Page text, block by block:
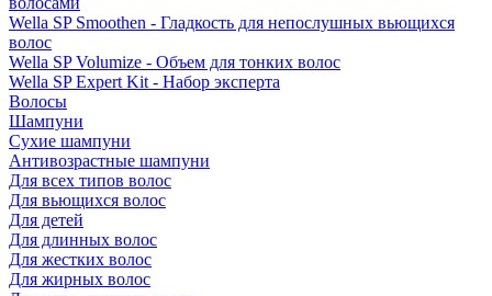
Wella SP Smoothen - Гладкость для непослушных вьющихся
волос
Wella SP Volumize - Объем для тонких волос
Wella SP Expert Kit - Набор эксперта
Волосы
Шампуни
Сухие шампуни
Антивозрастные шампуни
Для всех типов волос
Для вьющихся волос
Для детей
Для длинных волос
Для жестких волос
Для жирных волос